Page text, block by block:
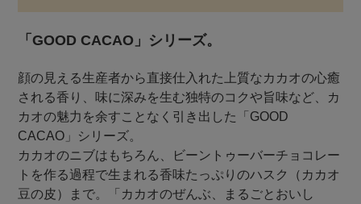
「GOOD CACAO」シリーズ。
顔の見える生産者から直接仕入れた上質なカカオの心癒
される香り、味に深みを生む独特のコクや旨味など、カ
カオの魅力を余すことなく引き出した「GOOD
CACAO」シリーズ。
カカオのニブはもちろん、ビーントゥーバーチョコレー
トを作る過程で生まれる香味たっぷりのハスク（カカオ
豆の皮）まで。「カカオのぜんぶ、まるごとおいし